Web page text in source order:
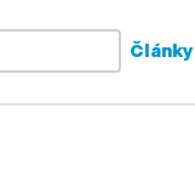
Články